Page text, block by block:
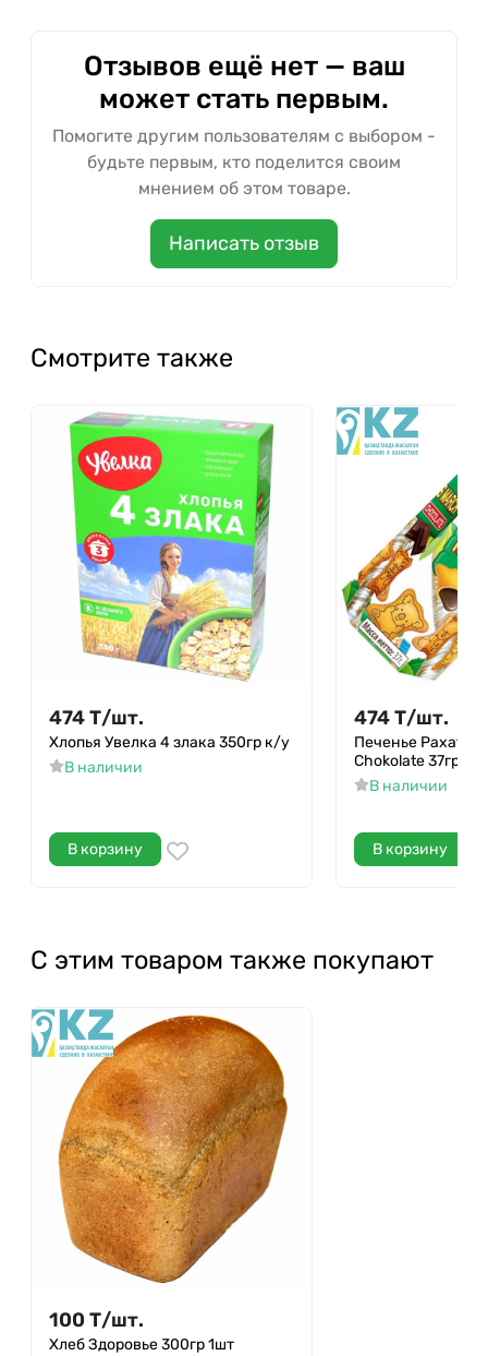
Отзывов ещё нет — ваш
может стать первым.
Помогите другим пользователям с выбором -
будьте первым, кто поделится своим
мнением об этом товаре.
Написать отзыв
Смотрите также
474Т/шт.
Хлопья Увелка 4 злака 350гр к/у
В наличии
В корзину
474Т/шт.
Печенье Рахат
Chokolate 37гр к/у
В наличии
В корзину
С этим товаром также покупают
100 Т/шт.
Хлеб Здоровье 300гр 1шт